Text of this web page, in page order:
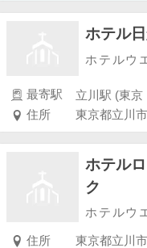
ホテル
ホテルウ
最寄駅
住所
東京都立川
ホテル
ク
ホテルウ
住所 東京都立川